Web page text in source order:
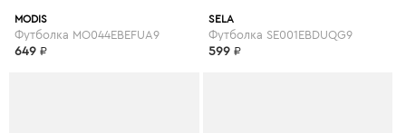
MODIS
Футболка MO044EBEFUA9
649 ₽
SELA
Футболка SE001EBDUQG9
599 ₽